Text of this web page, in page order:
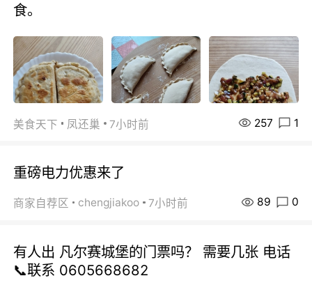
食。
美食天下 凤还巢 7小时前 257 1
重磅电力优惠来了
商家自荐区 chengjiakoo 7小时前 89 0
有人出 凡尔赛城堡的门票吗？ 需要几张 电话
📞联系 0605668682